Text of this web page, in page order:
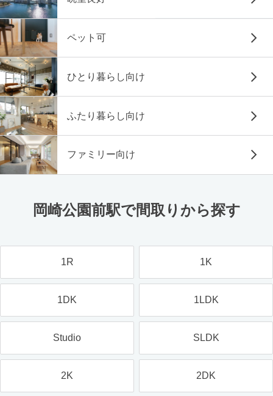
ペット可
ひとり暮らし向け
ふたり暮らし向け
ファミリー向け
岡崎公園前駅で間取りから探す
1R 1K
1DK 1LDK
Studio SLDK
2K 2DK